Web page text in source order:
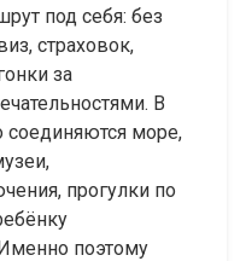
под себя: без
страховок,
за
В
соединяются море,
прогулки по
поэтому